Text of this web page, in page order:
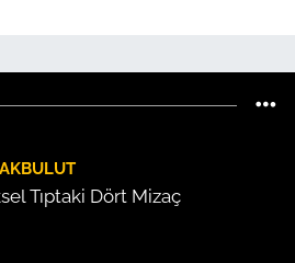
Tıptaki Dört Mizaç